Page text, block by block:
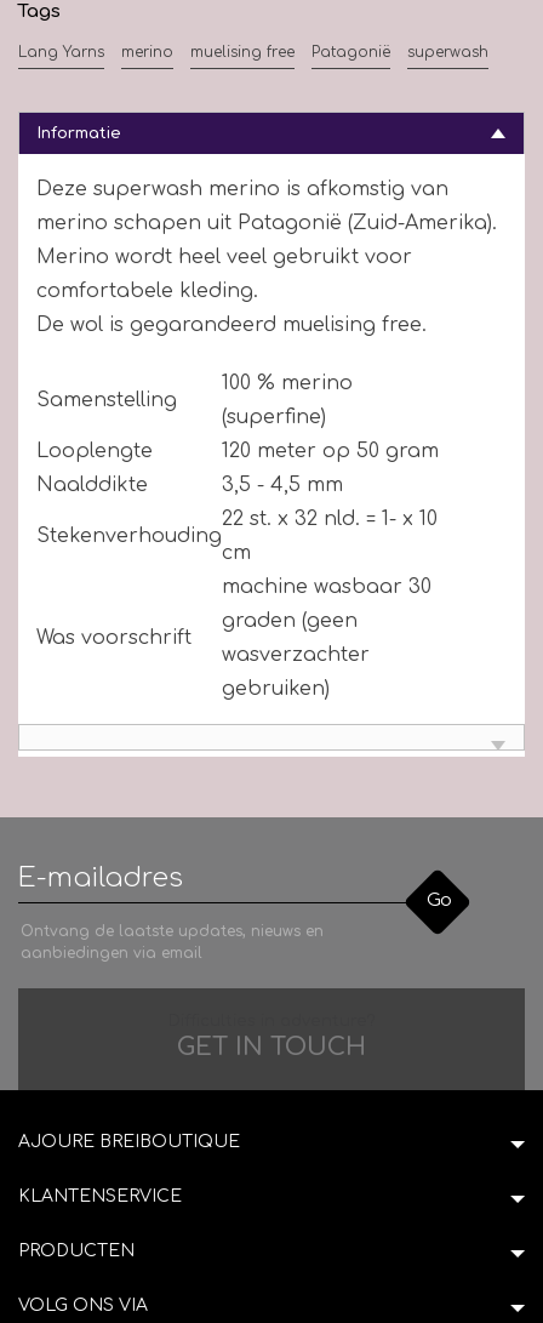
Tags
Lang Yarns merino muelising free Patagonië superwash
Informatie
Deze superwash merino is afkomstig van
merino schapen uit Patagonië (Zuid-Amerika).
Merino wordt heel veel gebruikt voor
comfortabele kleding.
De wol is gegarandeerd muelising free.
Samenstelling
100 % merino
(superfine)
Looplengte
120 meter op 50 gram
Naalddikte
3,5 - 4,5 mm
Stekenverhouding
22 st. x 32 nld. = 1- x 10
cm
Was voorschrift
machine wasbaar 30
graden (geen
wasverzachter
gebruiken)
Go
Ontvang de laatste updates, nieuws en
aanbiedingen via email
GET IN TOUCH
AJOURE BREIBOUTIQUE
KLANTENSERVICE
PRODUCTEN
VOLG ONS VIA